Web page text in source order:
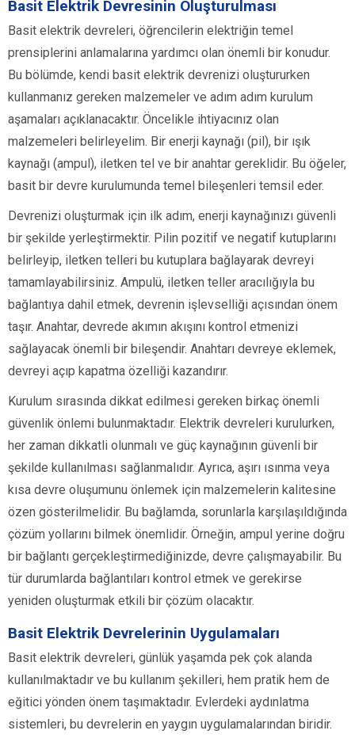
Basit Elektrik Devresinin Oluşturulması
Basit elektrik devreleri, öğrencilerin elektriğin temel
prensiplerini anlamalarına yardımcı olan önemli bir konudur.
Bu bölümde, kendi basit elektrik devrenizi oluştururken
kullanmanız gereken malzemeler ve adım adım kurulum
aşamaları açıklanacaktır. Öncelikle ihtiyacınız olan
malzemeleri belirleyelim. Bir enerji kaynağı (pil), bir ışık
kaynağı (ampul), iletken tel ve bir anahtar gereklidir. Bu öğeler,
basit bir devre kurulumunda temel bileşenleri temsil eder.
Devrenizi oluşturmak için ilk adım, enerji kaynağınızı güvenli
bir şekilde yerleştirmektir. Pilin pozitif ve negatif kutuplarını
belirleyip, iletken telleri bu kutuplara bağlayarak devreyi
tamamlayabilirsiniz. Ampulü, iletken teller aracılığıyla bu
bağlantıya dahil etmek, devrenin işlevselliği açısından önem
taşır. Anahtar, devrede akımın akışını kontrol etmenizi
sağlayacak önemli bir bileşendir. Anahtarı devreye eklemek,
devreyi açıp kapatma özelliği kazandırır.
Kurulum sırasında dikkat edilmesi gereken birkaç önemli
güvenlik önlemi bulunmaktadır. Elektrik devreleri kurulurken,
her zaman dikkatli olunmalı ve güç kaynağının güvenli bir
şekilde kullanılması sağlanmalıdır. Ayrıca, aşırı ısınma veya
kısa devre oluşumunu önlemek için malzemelerin kalitesine
özen gösterilmelidir. Bu bağlamda, sorunlarla karşılaşıldığında
çözüm yollarını bilmek önemlidir. Örneğin, ampul yerine doğru
bir bağlantı gerçekleştirmediğinizde, devre çalışmayabilir. Bu
tür durumlarda bağlantıları kontrol etmek ve gerekirse
yeniden oluşturmak etkili bir çözüm olacaktır.
Basit Elektrik Devrelerinin Uygulamaları
Basit elektrik devreleri, günlük yaşamda pek çok alanda
kullanılmaktadır ve bu kullanım şekilleri, hem pratik hem de
eğitici yönden önem taşımaktadır. Evlerdeki aydınlatma
sistemleri, bu devrelerin en yaygın uygulamalarından biridir.